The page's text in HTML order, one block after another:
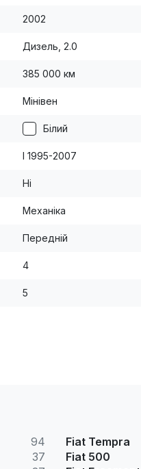
2002
Дизель, 2.0
385 000 км
Мінівен
Білий
I 1995-2007
Ні
Механіка
Передній
4
5
94
37
Fiat Tempra
Fiat 500